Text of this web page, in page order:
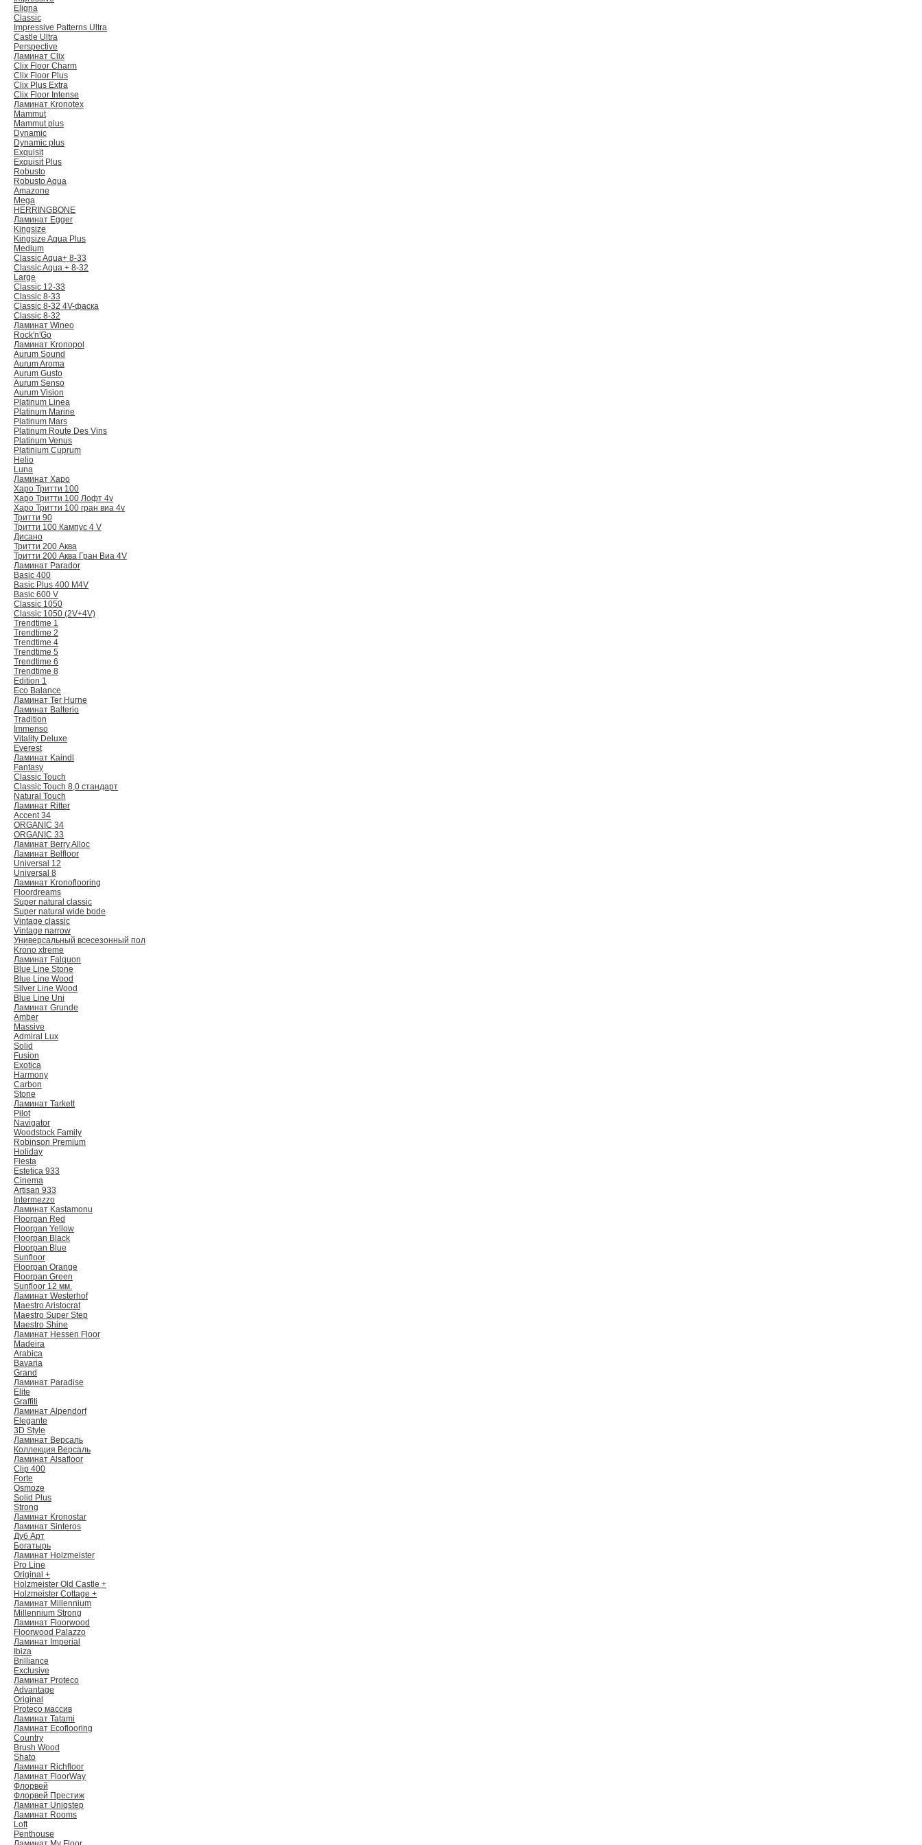
Eligna
Classic
Impressive Patterns Ultra
Castle Ultra
Perspective
Ламинат Clix
Clix Floor Charm
Clix Floor Plus
Clix Plus Extra
Clix Floor Intense
Ламинат Kronotex
Mammut
Mammut plus
Dynamic
Dynamic plus
Exquisit
Exquisit Plus
Robusto
Robusto Aqua
Amazone
Mega
HERRINGBONE
Ламинат Egger
Kingsize
Kingsize Aqua Plus
Medium
Classic Aqua+ 8-33
Classic Aqua + 8-32
Large
Classic 12-33
Classic 8-33
Classic 8-32 4V-фаска
Classic 8-32
Ламинат Wineo
Rock′n′Go
Ламинат Kronopol
Aurum Sound
Aurum Aroma
Aurum Gusto
Aurum Senso
Aurum Vision
Platinum Linea
Platinum Marine
Platinum Mars
Platinum Route Des Vins
Platinum Venus
Platinium Cuprum
Helio
Luna
Ламинат Харо
Харо Тритти 100
Харо Тритти 100 Лофт 4v
Харо Тритти 100 гран виа 4v
Тритти 90
Тритти 100 Кампус 4 V
Дисано
Тритти 200 Аква
Тритти 200 Аква Гран Виа 4V
Ламинат Parador
Basic 400
Basic Plus 400 M4V
Basic 600 V
Classic 1050
Classic 1050 (2V+4V)
Trendtime 1
Trendtime 2
Trendtime 4
Trendtime 5
Trendtime 6
Trendtime 8
Edition 1
Eco Balance
Ламинат Ter Hurne
Ламинат Balterio
Tradition
Immenso
Vitality Deluxe
Everest
Ламинат Kaindl
Fantasy
Classic Touch
Classic Touch 8,0 стандарт
Natural Touch
Ламинат Ritter
Accent 34
ORGANIC 34
ORGANIC 33
Ламинат Berry Alloc
Ламинат Belfloor
Universal 12
Universal 8
Ламинат Kronoflooring
Floordreams
Super natural classic
Super natural wide bode
Vintage classic
Vintage narrow
Универсальный всесезонный пол
Krono xtreme
Ламинат Falquon
Blue Line Stone
Blue Line Wood
Silver Line Wood
Blue Line Uni
Ламинат Grunde
Amber
Massive
Admiral Lux
Solid
Fusion
Exotica
Harmony
Carbon
Stone
Ламинат Tarkett
Pilot
Navigator
Woodstock Family
Robinson Premium
Holiday
Fiesta
Estetica 933
Cinema
Artisan 933
Intermezzo
Ламинат Kastamonu
Floorpan Red
Floorpan Yellow
Floorpan Black
Floorpan Blue
Sunfloor
Floorpan Orange
Floorpan Green
Sunfloor 12 мм.
Ламинат Westerhof
Maestro Aristocrat
Maestro Super Step
Maestro Shine
Ламинат Hessen Floor
Madeira
Arabica
Bavaria
Grand
Ламинат Paradise
Elite
Graffiti
Ламинат Alpendorf
Elegante
3D Style
Ламинат Версаль
Коллекция Версаль
Ламинат Alsafloor
Clip 400
Forte
Osmoze
Solid Plus
Strong
Ламинат Kronostar
Ламинат Sinteros
Дуб Арт
Богатырь
Ламинат Holzmeister
Pro Line
Original +
Holzmeister Old Castle +
Holzmeister Cottage +
Ламинат Millennium
Millennium Strong
Ламинат Floorwood
Floorwood Palazzo
Ламинат Imperial
Ibiza
Brilliance
Exclusive
Ламинат Proteco
Advantage
Original
Proteco массив
Ламинат Tatami
Ламинат Ecoflooring
Country
Brush Wood
Shato
Ламинат Richfloor
Ламинат FloorWay
Флорвей
Флорвей Престиж
Ламинат Uniqstep
Ламинат Rooms
Loft
Penthouse